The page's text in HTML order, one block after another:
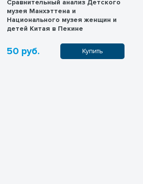
Сравнительный анализ Детского
музея Манхэттена и
Национального музея женщин и
детей Китая в Пекине
50 руб. Купить